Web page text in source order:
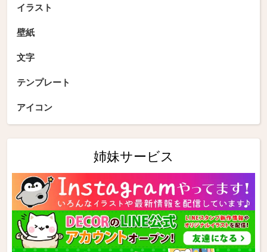
イラスト
壁紙
文字
テンプレート
アイコン
姉妹サービス